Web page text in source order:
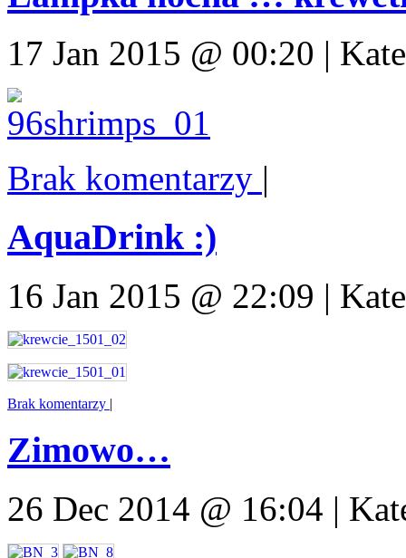
17 Jan 2015 @ 00:20 |
Brak komentarzy |
AquaDrink :)
16 Jan 2015 @ 22:09 |
Brak komentarzy |
Zimowo…
26 Dec 2014 @ 16:04 |